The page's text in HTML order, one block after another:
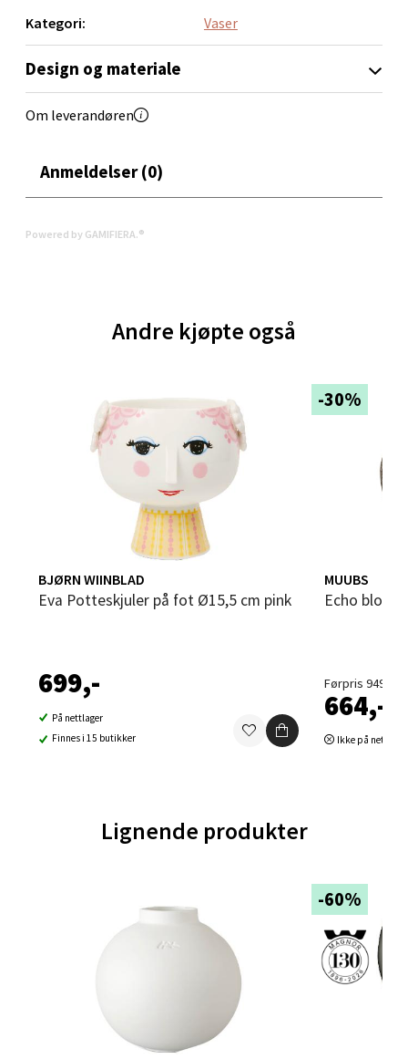
Kategori:
Vaser
Design og materiale
Om leverandøren
Anmeldelser (0)
Powered by GAMIFIERA.®
Andre kjøpte også
BJØRN WIINBLAD
Eva Potteskjuler på fot Ø15,5 cm pink
699,-
På nettlager
Finnes i 15 butikker
-30%
MUUBS
Echo
Førpris 949,-
664,-
Ikke på
Lignende produkter
-60%
Oppdal - Aunasenteret
Aunasenteret, Sunndalsvegen 3, 7340 Oppdal
0 i butikk
0 i butikk
Sandvika - Thon Senter Sandvika
Brodtkorbsgate 7, 1338 Sandvika
Velg
Sartorvegen 12, 5353 Straume
Velg
Trondheim - Sirkus Shopping